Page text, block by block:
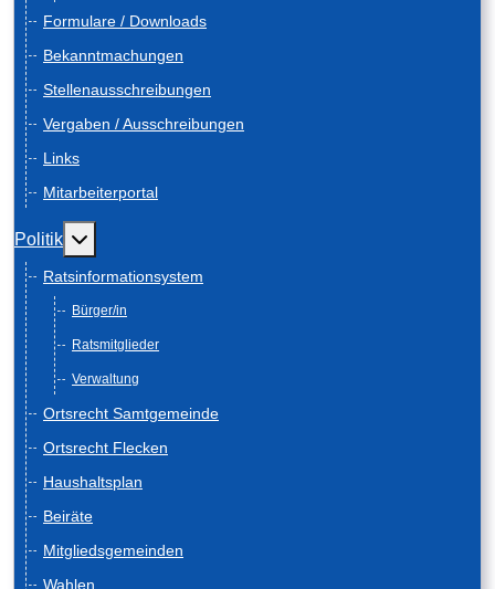
Formulare / Downloads
Bekanntmachungen
Stellenausschreibungen
Vergaben / Ausschreibungen
Links
Mitarbeiterportal
Politik Weitere Informationen: Politik
Ratsinformationsystem
Bürger/in
Ratsmitglieder
Verwaltung
Ortsrecht Samtgemeinde
Ortsrecht Flecken
Haushaltsplan
Beiräte
Mitgliedsgemeinden
Wahlen